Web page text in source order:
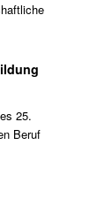
25.
Beruf